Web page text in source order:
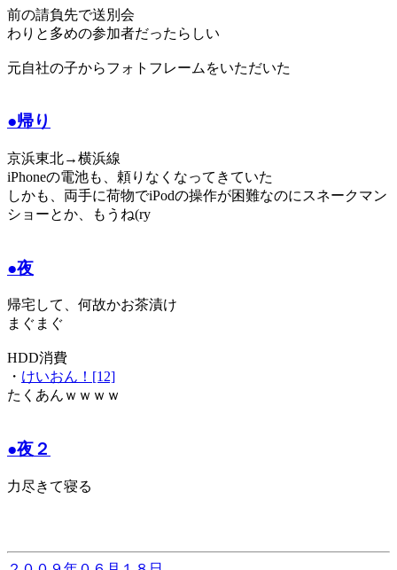
前の請負先で送別会
わりと多めの参加者だったらしい
元自社の子からフォトフレームをいただいた
●帰り
京浜東北→横浜線
iPhoneの電池も、頼りなくなってきていた
しかも、両手に荷物でiPodの操作が困難なのにスネークマン
ショーとか、もうね(ry
●夜
帰宅して、何故かお茶漬け
まぐまぐ
HDD消費
・ けいおん！[12]
たくあんｗｗｗｗ
●夜２
力尽きて寝る